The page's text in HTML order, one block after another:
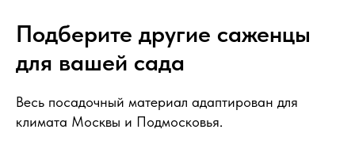
Подберите другие саженцы
для вашей сада
Весь посадочный материал адаптирован для
климата Москвы и Подмосковья.